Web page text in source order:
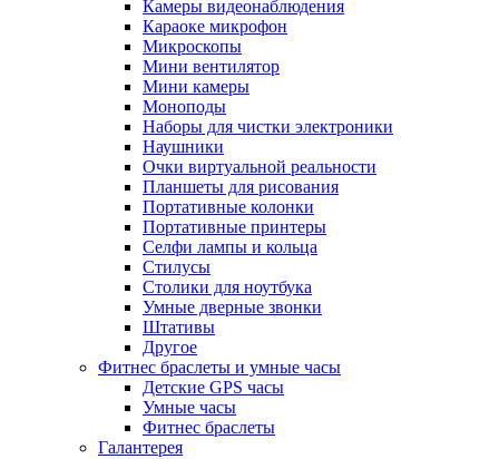
Камеры видеонаблюдения
Караоке микрофон
Микроскопы
Мини вентилятор
Мини камеры
Моноподы
Наборы для чистки электроники
Наушники
Очки виртуальной реальности
Планшеты для рисования
Портативные колонки
Портативные принтеры
Селфи лампы и кольца
Стилусы
Столики для ноутбука
Умные дверные звонки
Штативы
Другое
Фитнес браслеты и умные часы
Детские GPS часы
Умные часы
Фитнес браслеты
Галантерея